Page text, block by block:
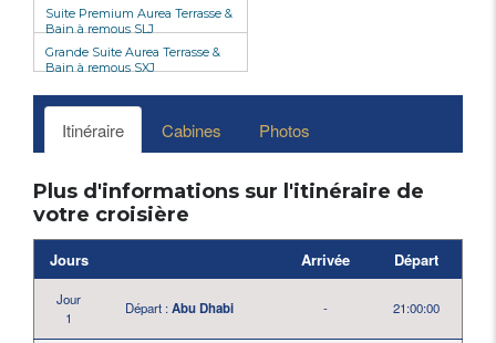
Suite Premium Aurea Terrasse &
Bain à remous SLJ
Grande Suite Aurea Terrasse &
Bain à remous SXJ
Itinéraire Cabines Photos
Plus d'informations sur l'itinéraire de
votre croisière
Jours Arrivée Départ
Jour
1
Départ :Abu Dhabi - 21:00:00